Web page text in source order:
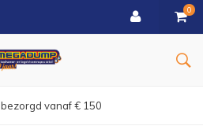
0
bezorgd vanaf € 150